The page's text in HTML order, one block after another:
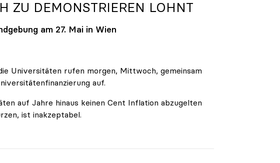
ZU DEMONSTRIEREN LOHNT
am 27. Mai in Wien
Universitäten rufen morgen, Mittwoch, gemeinsam
auf.
auf Jahre hinaus keinen Cent Inflation abzugelten
ist inakzeptabel.